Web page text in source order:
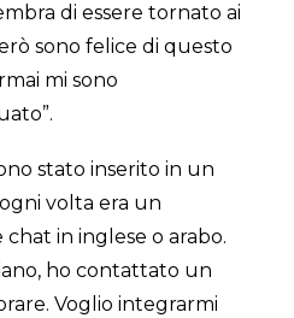
di essere tornato ai
sono felice di questo
mi sono
stato inserito in un
volta era un
in inglese o arabo.
ho contattato un
Voglio integrarmi